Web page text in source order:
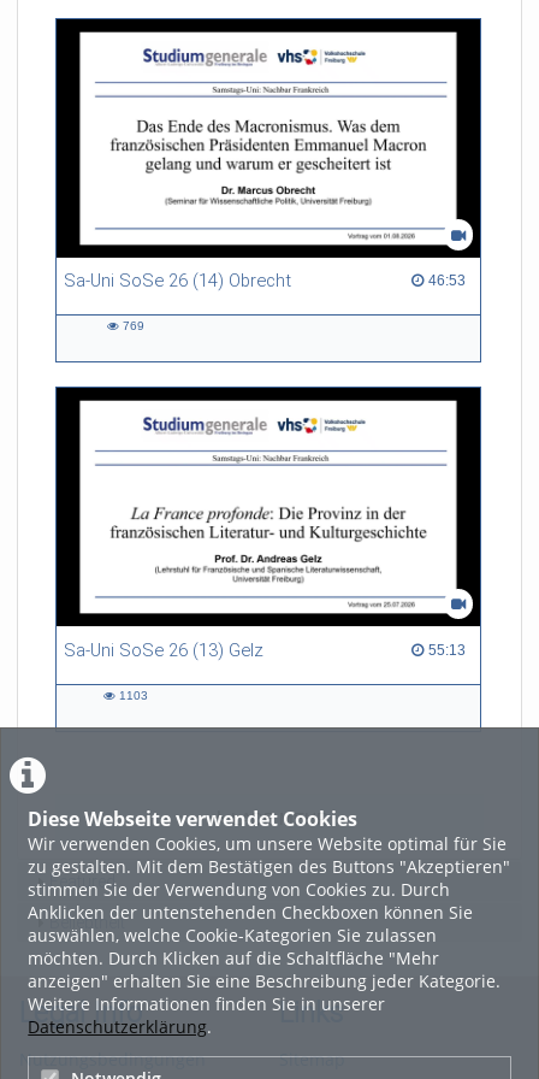
Diese Webseite verwendet Cookies
Wir verwenden Cookies, um unsere Website optimal für Sie
zu gestalten. Mit dem Bestätigen des Buttons "Akzeptieren"
stimmen Sie der Verwendung von Cookies zu. Durch
Anklicken der untenstehenden Checkboxen können Sie
auswählen, welche Cookie-Kategorien Sie zulassen
möchten. Durch Klicken auf die Schaltfläche "Mehr
anzeigen" erhalten Sie eine Beschreibung jeder Kategorie.
Weitere Informationen finden Sie in unserer
Datenschutzerklärung.
Sa-Uni SoSe 26 (14) Obrecht 46:53
46:53 duration
769
Sa-Uni SoSe 26 (13) Gelz 55:13
55:13 duration
1103
LADE MEHR
Featured
Beliebtheit
Legal Info
Nutzungsbedingungen
Links
Sitemap